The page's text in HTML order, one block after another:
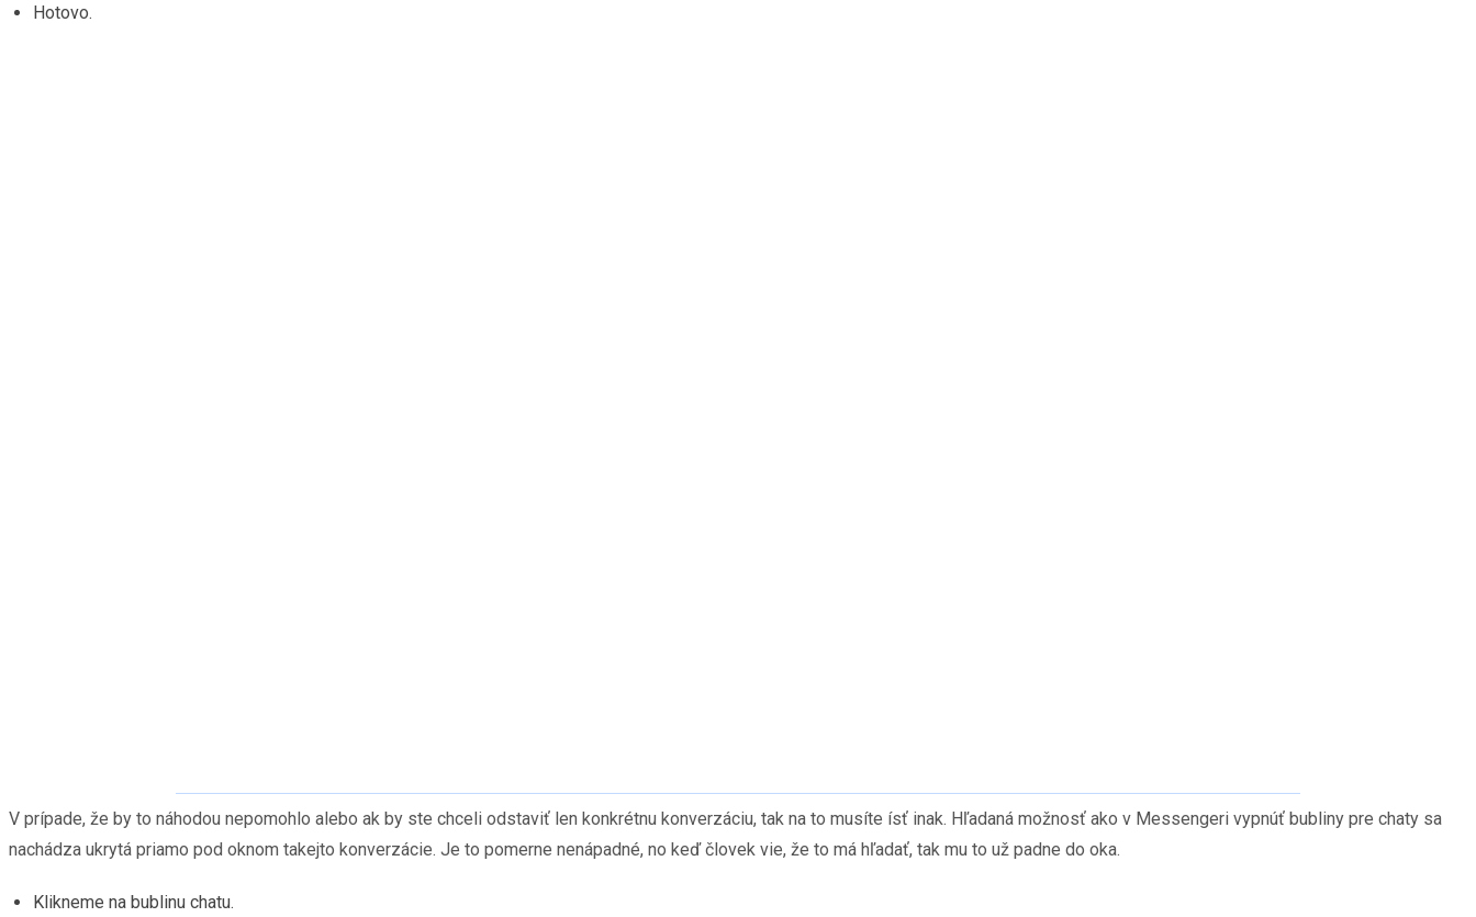
Hotovo.
V prípade, že by to náhodou nepomohlo alebo ak by ste chceli odstaviť len konkrétnu konverzáciu, tak na to musíte ísť inak. Hľadaná možnosť ako v Messengeri vypnúť bubliny pre chaty sa
nachádza ukrytá priamo pod oknom takejto konverzácie. Je to pomerne nenápadné, no keď človek vie, že to má hľadať, tak mu to už padne do oka.
Klikneme na bublinu chatu.